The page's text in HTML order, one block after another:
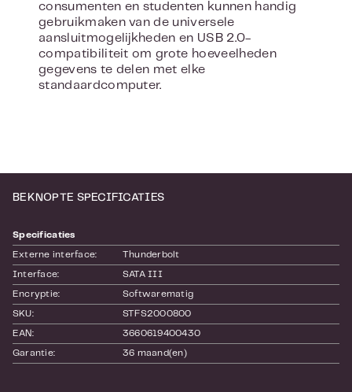
consumenten en studenten kunnen handig
gebruikmaken van de universele
aansluitmogelijkheden en USB 2.0-
compatibiliteit om grote hoeveelheden
gegevens te delen met elke
standaardcomputer.
BEKNOPTE SPECIFICATIES
Specificaties
Externe interface: Thunderbolt
Interface: SATA III
Encryptie: Softwarematig
SKU: STFS2000800
EAN: 3660619400430
Garantie: 36 maand(en)